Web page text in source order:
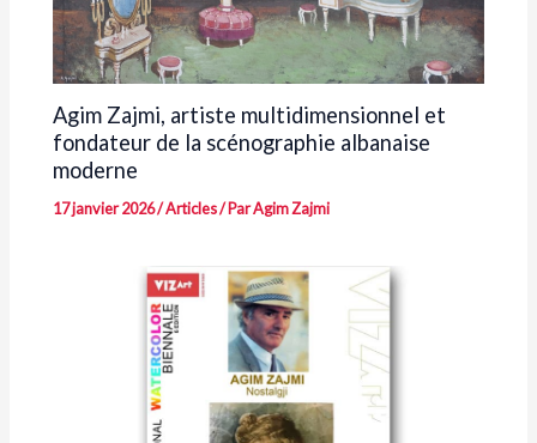
Agim Zajmi, artiste multidimensionnel et
fondateur de la scénographie albanaise
moderne
17 janvier 2026/Articles/ ParAgim Zajmi